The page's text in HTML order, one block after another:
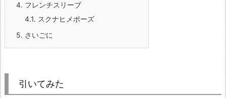
4. フレンチスリーブ
4.1. スクナヒメポーズ
5. さいごに
引いてみた